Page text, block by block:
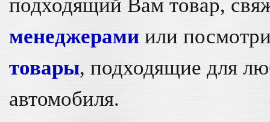
подходящий Вам товар,
менеджерами или
товары, подходящие для
автомобиля.